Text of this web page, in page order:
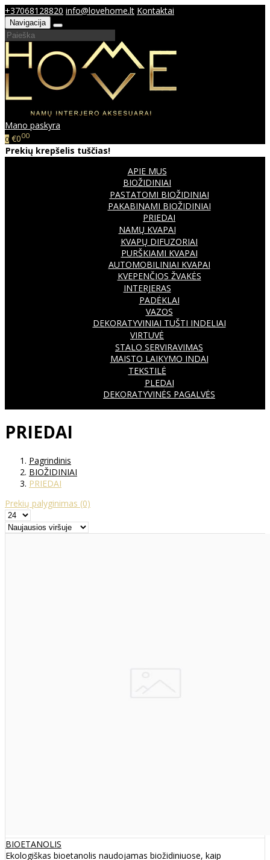
+37068128820 info@lovehome.lt Kontaktai
Navigacija
Mano paskyra
0 €000
Prekių krepšelis tuščias!
APIE MUS
BIOŽIDINIAI
PASTATOMI BIOŽIDINIAI
PAKABINAMI BIOŽIDINIAI
PRIEDAI
NAMŲ KVAPAI
KVAPŲ DIFUZORIAI
PURŠKIAMI KVAPAI
AUTOMOBILINIAI KVAPAI
KVEPENČIOS ŽVAKĖS
INTERJERAS
PADĖKLAI
VAZOS
DEKORATYVINIAI TUŠTI INDELIAI
VIRTUVĖ
STALO SERVIRAVIMAS
MAISTO LAIKYMO INDAI
TEKSTILĖ
PLEDAI
DEKORATYVINĖS PAGALVĖS
PRIEDAI
Pagrindinis
BIOŽIDINIAI
PRIEDAI
Prekių palyginimas (0)
BIOETANOLIS
Ekologiškas bioetanolis naudojamas biožidiniuose, kaip